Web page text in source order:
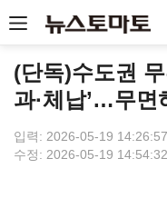
(단독)수도권
과·체납’…무면
입력: 2026-05-19 14:26:57
수정: 2026-05-19 14:54:32